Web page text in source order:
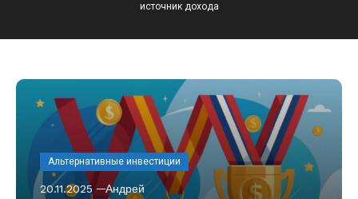
источник дохода
Альтернативные инвестиции
20.11.2025 Андрей